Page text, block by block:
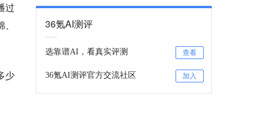
过
少
36氪AI测评
选靠谱AI，看真实评测 查看
36氪AI测评官方交流社区 加入